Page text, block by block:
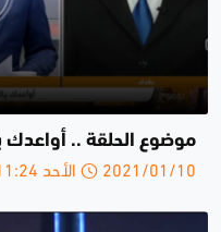
موضوع الحلقة .. أواعدك
2021/01/10 الأحد 11:24 ص